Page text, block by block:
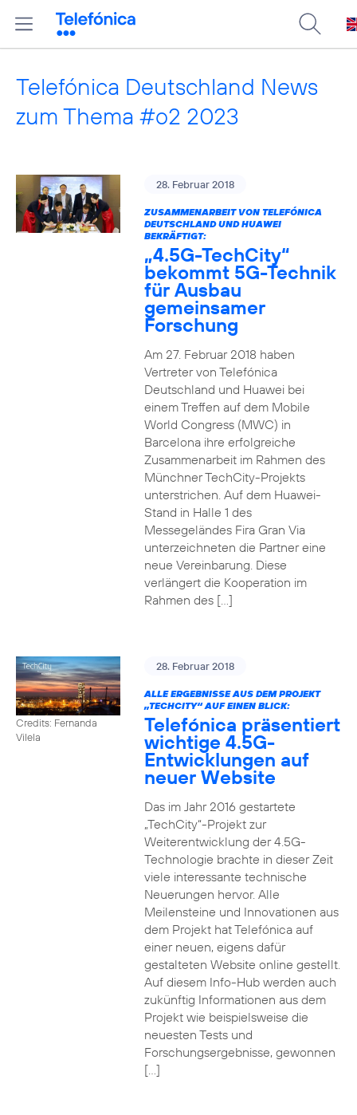
Telefónica Deutschland News
zum Thema #o2 2023
28. Februar 2018
ZUSAMMENARBEIT VON TELEFÓNICA
DEUTSCHLAND UND HUAWEI
BEKRÄFTIGT:
„4.5G-TechCity“
bekommt 5G-Technik
für Ausbau
gemeinsamer
Forschung
Am 27. Februar 2018 haben
Vertreter von Telefónica
Deutschland und Huawei bei
einem Treffen auf dem Mobile
World Congress (MWC) in
Barcelona ihre erfolgreiche
Zusammenarbeit im Rahmen des
Münchner TechCity-Projekts
unterstrichen. Auf dem Huawei-
Stand in Halle 1 des
Messegeländes Fira Gran Via
unterzeichneten die Partner eine
neue Vereinbarung. Diese
verlängert die Kooperation im
Rahmen des […]
Credits: Fernanda
Vilela
28. Februar 2018
ALLE ERGEBNISSE AUS DEM PROJEKT
„TECHCITY“ AUF EINEN BLICK:
Telefónica präsentiert
wichtige 4.5G-
Entwicklungen auf
neuer Website
Das im Jahr 2016 gestartete
„TechCity“-Projekt zur
Weiterentwicklung der 4.5G-
Technologie brachte in dieser Zeit
viele interessante technische
Neuerungen hervor. Alle
Meilensteine und Innovationen aus
dem Projekt hat Telefónica auf
einer neuen, eigens dafür
gestalteten Website online gestellt.
Auf diesem Info-Hub werden auch
zukünftig Informationen aus dem
Projekt wie beispielsweise die
neuesten Tests und
Forschungsergebnisse, gewonnen
[…]